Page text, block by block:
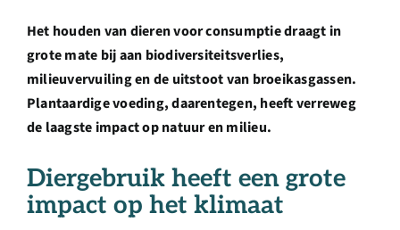
Ondernemer
Contact
Doneren
Het houden van dieren voor consumptie draagt in
grote mate bij aan biodiversiteitsverlies,
milieuvervuiling en de uitstoot van broeikasgassen.
Plantaardige voeding, daarentegen, heeft verreweg
de laagste impact op natuur en milieu.
Diergebruik heeft een grote
impact op het klimaat